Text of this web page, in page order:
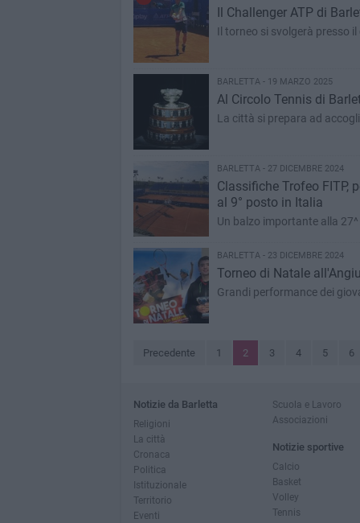
Il Challenger ATP di
Il torneo si svolgerà presso
BARLETTA - 19 MARZO 2025
Al Circolo Tennis di
La città si prepara ad
BARLETTA - 27 DICEMBRE 2024
Classifiche Trofeo FITP,
al 9° posto in Italia
Un balzo importante alla
BARLETTA - 23 DICEMBRE 2024
Torneo di Natale
Grandi performance dei
Precedente 1 2 3 4 5 6
Notizie da Barletta
Religioni
La città
Cronaca
Politica
Istituzionale
Territorio
Eventi
Scuola e Lavoro
Associazioni
Notizie sportive
Calcio
Basket
Volley
Tennis